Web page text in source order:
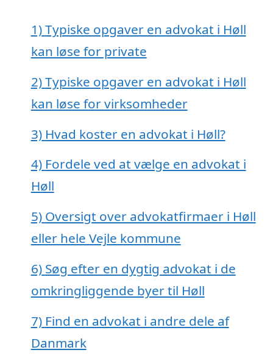
1)Typiske opgaver en advokat i Høll
kan løse for private
2)Typiske opgaver en advokat i Høll
kan løse for virksomheder
3) Hvad koster en advokat i Høll?
4) Fordele ved at vælge en advokat i
Høll
5) Oversigt over advokatfirmaer i Høll
eller hele Vejle kommune
6) Søg efter en dygtig advokat i de
omkringliggende byer til Høll
7) Find en advokat i andre dele af
Danmark